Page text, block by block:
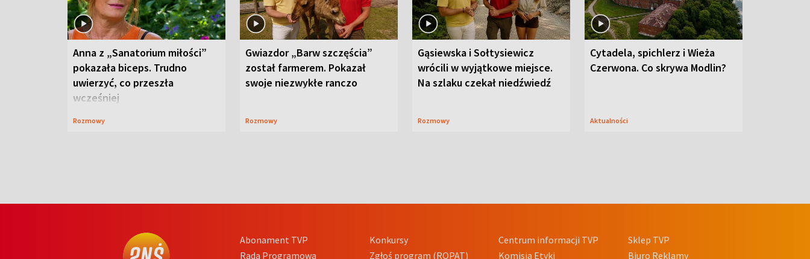
Anna z „Sanatorium miłości”
pokazała biceps. Trudno
uwierzyć, co przeszła
wcześniej
Rozmowy
Gwiazdor „Barw szczęścia”
został farmerem. Pokazał
swoje niezwykłe ranczo
Rozmowy
Gąsiewska i Sołtysiewicz
wrócili w wyjątkowe miejsce.
Na szlaku czekał niedźwiedź
Rozmowy
Cytadela, spichlerz i Wieża
Czerwona. Co skrywa Modlin?
Aktualności
Abonament TVP
Rada Programowa
Konkursy
Zgłoś program (ROPAT)
Centrum informacji TVP
Komisja Etyki
Sklep TVP
Biuro Reklamy